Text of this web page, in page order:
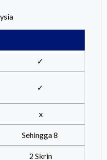
✓
✓
x
Sehingga 8
2 Skrin